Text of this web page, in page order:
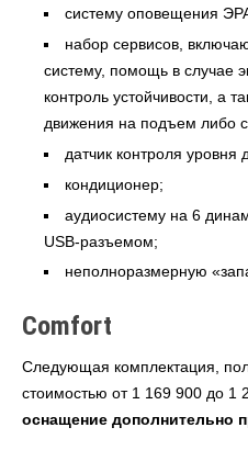
систему оповещения
набор сервисов,
систему, помощь в случае
контроль устойчивости, а
движения на подъем либо
датчик контроля уровня
кондиционер;
аудиосистему на 6
USB-разъемом;
неполноразмерную
Comfort
Следующая комплектация,
стоимостью от 1 169 900 до 1
оснащение дополнительно